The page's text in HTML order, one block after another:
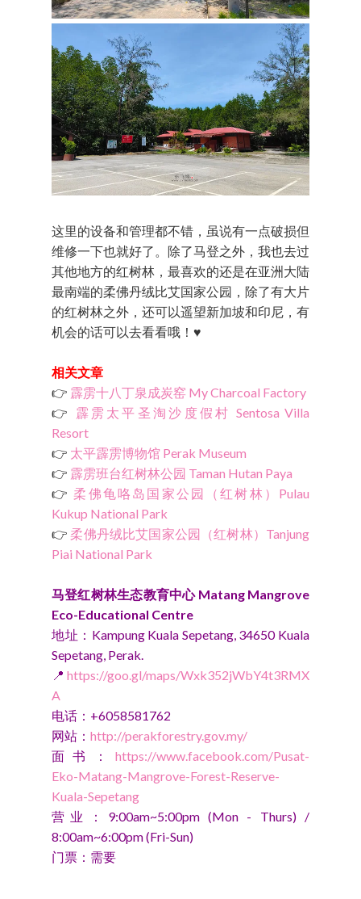
这里的设备和管理都不错，虽说有一点破损但
维修一下也就好了。除了马登之外，我也去过
其他地方的红树林，最喜欢的还是在亚洲大陆
最南端的柔佛丹绒比艾国家公园，除了有大片
的红树林之外，还可以遥望新加坡和印尼，有
机会的话可以去看看哦！♥
相关文章
👉 霹雳十八丁泉成炭窑 My Charcoal Factory
👉 霹雳太平圣淘沙度假村 Sentosa Villa
Resort
👉 太平霹雳博物馆 Perak Museum
👉 霹雳班台红树林公园 Taman Hutan Paya
👉柔佛龟咯岛国家公园（红树林）Pulau
Kukup National Park
👉柔佛丹绒比艾国家公园（红树林）Tanjung
Piai National Park
马登红树林生态教育中心 Matang Mangrove
Eco-Educational Centre
地址：Kampung Kuala Sepetang, 34650 Kuala
Sepetang, Perak.
📍 https://goo.gl/maps/Wxk352jWbY4t3RMX
A
电话：+6058581762
网站： http://perakforestry.gov.my/
面书： https://www.facebook.com/Pusat-
Eko-Matang-Mangrove-Forest-Reserve-
Kuala-Sepetang
营业：9:00am~5:00pm (Mon - Thurs) /
8:00am~6:00pm (Fri-Sun)
门票：需要